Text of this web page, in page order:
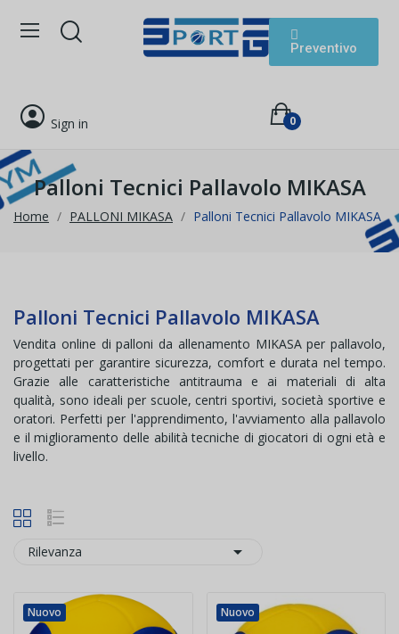
Preventivo
Sign in 0
Palloni Tecnici Pallavolo MIKASA
Home PALLONI MIKASA Palloni Tecnici Pallavolo MIKASA
Palloni Tecnici Pallavolo MIKASA
Vendita online di palloni da allenamento MIKASA per pallavolo,
progettati per garantire sicurezza, comfort e durata nel tempo.
Grazie alle caratteristiche antitrauma e ai materiali di alta
qualità, sono ideali per scuole, centri sportivi, società sportive e
oratori. Perfetti per l'apprendimento, l'avviamento alla pallavolo
e il miglioramento delle abilità tecniche di giocatori di ogni età e
livello.
Rilevanza 
Nuovo Nuovo